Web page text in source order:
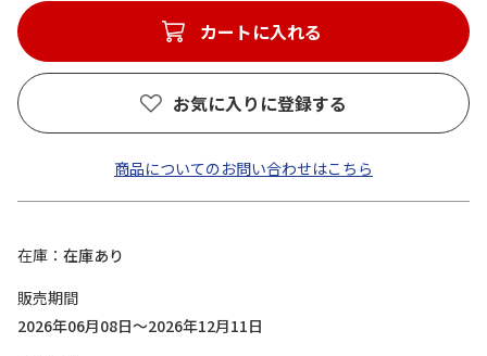
カートに入れる
お気に入りに登録する
商品についてのお問い合わせはこちら
在庫
在庫あり
販売期間
2026年06月08日～2026年12月11日